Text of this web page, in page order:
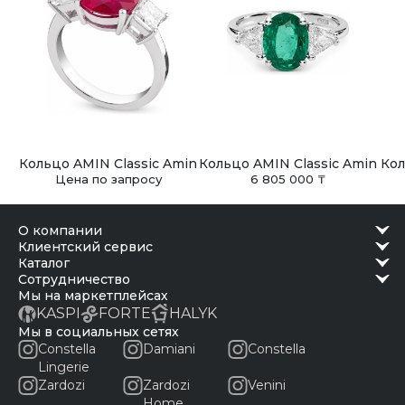
Кольцо AMIN Classic Amin
Цена по запросу
Кольцо AMIN Classic Amin
6 805 000 ₸
о компании
клиентский сервис
каталог
сотрудничество
Мы на маркетплейсах
KASPI FORTE HALYK
Мы в социальных сетях
Constella
Lingerie
Damiani Constella
Zardozi
Zardozi
Venini